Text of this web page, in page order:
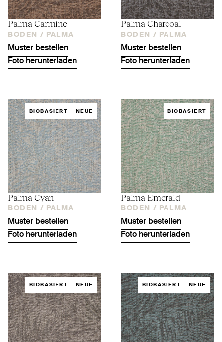
Palma Carmine
BODEN / PALMA
Muster bestellen
Foto herunterladen
Palma Charcoal
BODEN / PALMA
Muster bestellen
Foto herunterladen
BIOBASIERT NEUE
Palma Cyan
BODEN / PALMA
Muster bestellen
Foto herunterladen
BIOBASIERT
Palma Emerald
BODEN / PALMA
Muster bestellen
Foto herunterladen
BIOBASIERT NEUE BIOBASIERT NEUE